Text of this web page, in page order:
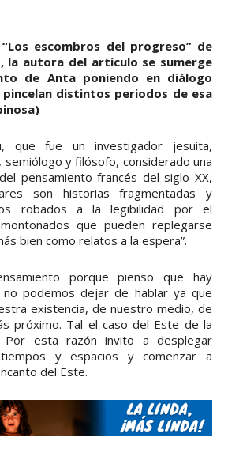
escombros del progreso” de
la autora del artículo se sumerge
de Anta poniendo en diálogo
distintos periodos de esa
que fue un investigador jesuita,
y filósofo, considerado una
pensamiento francés del siglo XX,
son historias fragmentadas y
robados a la legibilidad por el
que pueden replegarse
bien como relatos a la espera”.
porque pienso que hay
podemos dejar de hablar ya que
existencia, de nuestro medio, de
próximo. Tal el caso del Este de la
Por esta razón invito a desplegar
y espacios y comenzar a
del Este.